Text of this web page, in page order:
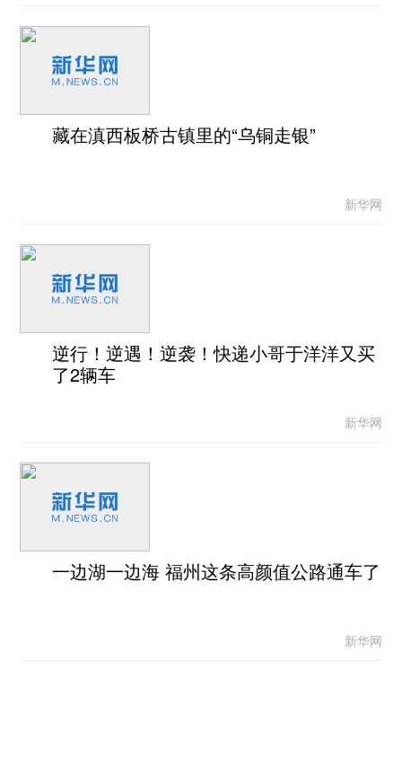
藏在滇西板桥古镇里的“乌铜走银”
新华网
逆行！逆遇！逆袭！快递小哥于洋洋又买
了2辆车
新华网
一边湖一边海 福州这条高颜值公路通车了
新华网